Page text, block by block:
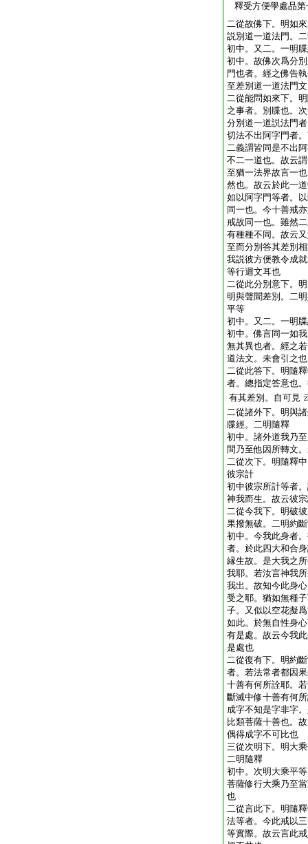
釋受方便學處品
二從故佛下。明如
説別道一道法門。
初中。又二。一明
初中。故佛次爲分
門也者。經之佛告
至差別道一道法門
二從能問如來下。
之事者。別牒也。
分別道一道説法門
切法不出阿字門者
二義謂皆同是不出
不二一道也。故云
至猶一法界故言一
然也。故云於此一
如以阿字門等者。
同一也。今十善戒
戒故同一也。雖然
有種種不同。故云
至而分別答其差別
我説彼方便教令成
等行迴文耳也
二從此分別意下。
明與聲聞差別。二
平等
初中。又二。一明
初中。佛言同一如
無其異也者。經之
道法文。未會引之也
二從此答下。明隨
者。總指定答意也
有其差別。自可見
二從諸外下。明與
牒經。二明隨釋
初中。諸外道我乃
間乃至他因所轉文
二從次下。明隨釋
彼宗計
初中彼宗所計等者
神我而生。故云彼
二從今我下。明破
果撥無破。二明約
初中。今我此身者
者。於此四大和合
縁生故。是大我之
我耶。若汝言神我
我出。故知今此身
受之耶。猶如無種
子。又似以空花擬
如此。於無自性身
有是處。故云今我
是處也
二從復有下。明約
者。若法常者都因
十善有何所詮耶。
斷滅中修十善有何
成字不知是字非字
比類菩薩十善也。
偶得成字不可比也
三從次明下。明大
二明隨釋
初中。次明大乘平
菩薩修行大乘乃至
也
二從言此下。明隨
法等者。今此戒以
等實際。故云言此